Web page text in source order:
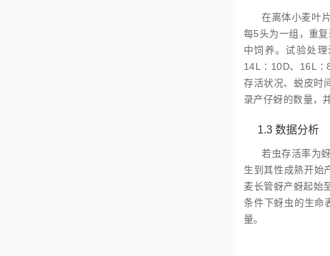
在离体小麦叶
每5头为一组，重
中饲养。试验处
14L∶10D、
存活状况、蜕皮时
录产仔蚜的数量，
1.3 数据分析
若虫存活率为
生到其性成熟开始
麦长管蚜产蚜起始
条件下蚜虫的生命
量。